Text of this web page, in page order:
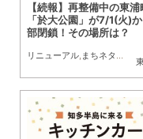
【続報】再整備中の東浦
「於大公園」が7/1(火)
部閉鎖！その場所は？
リニューアル まちネタ